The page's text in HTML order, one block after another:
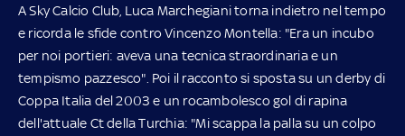
A Sky Calcio Club, Luca Marchegiani torna indietro nel tempo
e ricorda le sfide contro Vincenzo Montella: "Era un incubo
per noi portieri: aveva una tecnica straordinaria e un
tempismo pazzesco". Poi il racconto si sposta su un derby di
Coppa Italia del 2003 e un rocambolesco gol di rapina
dell'attuale Ct della Turchia: "Mi scappa la palla su un colpo